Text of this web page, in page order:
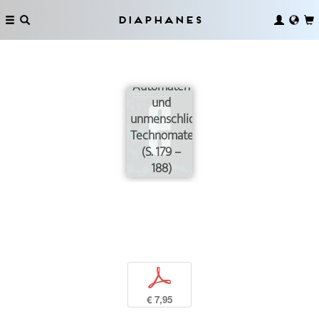
Diaphanes
Automaten
und
unmenschliche
Technomaterialität
(S. 179 –
188)
p
€ 7,95